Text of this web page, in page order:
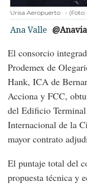
Urisa Aeropuerto - (Foto:
Ana Valle @Anavia
El consorcio
Prodemex de
Hank, ICA de
Acciona y FCC,
del Edificio
Internacional de la
mayor contrato
El puntaje total del
propuesta técnica y